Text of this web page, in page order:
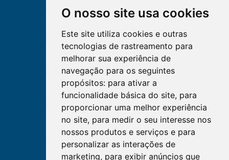
O nosso site usa cookies
Este site utiliza cookies e outras
tecnologias de rastreamento para
melhorar sua experiência de
navegação para os seguintes
propósitos: para ativar a
funcionalidade básica do site, para
proporcionar uma melhor experiência
no site, para medir o seu interesse nos
nossos produtos e serviços e para
personalizar as interações de
marketing, para exibir anúncios que